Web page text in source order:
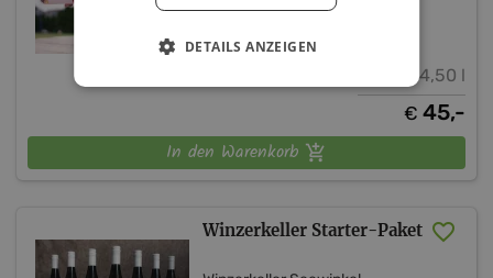
4,50 l
€ 45,-
In den Warenkorb
Winzerkeller Starter-Paket
DETAILS ANZEIGEN